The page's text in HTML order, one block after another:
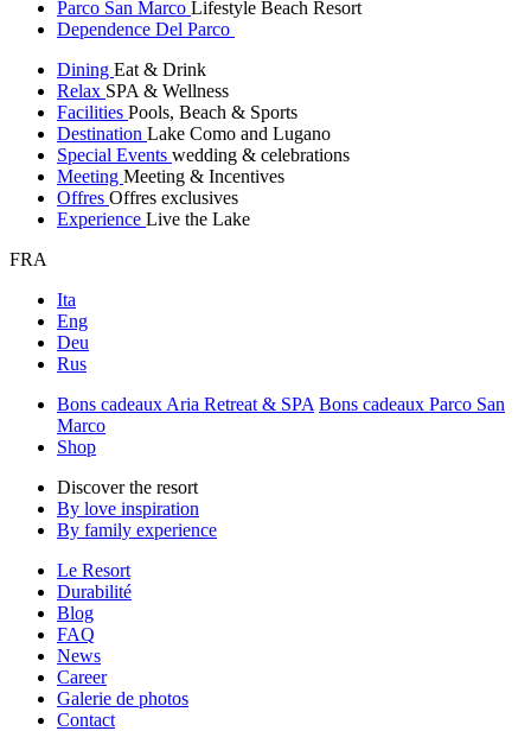
Parco San Marco Lifestyle Beach Resort
Dependence Del Parco
Dining Eat & Drink
Relax SPA & Wellness
Facilities Pools, Beach & Sports
Destination Lake Como and Lugano
Special Events wedding & celebrations
Meeting Meeting & Incentives
Offres Offres exclusives
Experience Live the Lake
FRA
Ita
Eng
Deu
Rus
Bons cadeaux Aria Retreat & SPA Bons cadeaux Parco San
Marco
Shop
Discover the resort
By love inspiration
By family experience
Le Resort
Durabilité
Blog
FAQ
News
Career
Galerie de photos
Contact